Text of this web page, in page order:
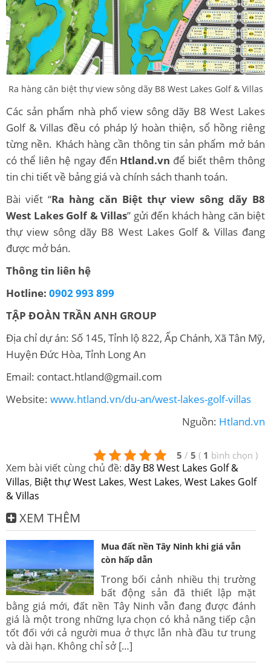
Ra hàng căn biệt thự view sông dãy B8 West Lakes Golf & Villas
Các sản phẩm nhà phố view sông dãy B8 West Lakes
Golf & Villas đều có pháp lý hoàn thiện, sổ hồng riêng
từng nền. Khách hàng cần thông tin sản phẩm mở bán
có thể liên hệ ngay đến Htland.vn để biết thêm thông
tin chi tiết về bảng giá và chính sách thanh toán.
Bài viết “Ra hàng căn Biệt thự view sông dãy B8
West Lakes Golf & Villas” gửi đến khách hàng căn biệt
thự view sông dãy B8 West Lakes Golf & Villas đang
được mở bán.
Thông tin liên hệ
Hotline: 0902 993 899
TẬP ĐOÀN TRẦN ANH GROUP
Địa chỉ dự án: Số 145, Tỉnh lộ 822, Ấp Chánh, Xã Tân Mỹ,
Huyện Đức Hòa, Tỉnh Long An
Email: contact.htland@gmail.com
Website: www.htland.vn/du-an/west-lakes-golf-villas
Nguồn: Htland.vn
5 / 5 ( 1 bình chọn )
Xem bài viết cùng chủ đề: dãy B8 West Lakes Golf &
Villas, Biệt thự West Lakes, West Lakes, West Lakes Golf
& Villas
XEM THÊM
Mua đất nền Tây Ninh khi giá vẫn
còn hấp dẫn
Trong bối cảnh nhiều thị trường
bất động sản đã thiết lập mặt
bằng giá mới, đất nền Tây Ninh vẫn đang được đánh
giá là một trong những lựa chọn có khả năng tiếp cận
tốt đối với cả người mua ở thực lẫn nhà đầu tư trung
và dài hạn. Không chỉ sở […]